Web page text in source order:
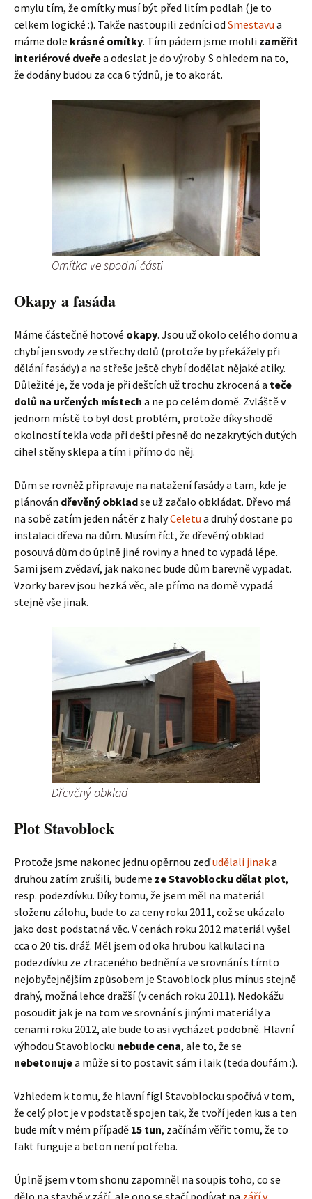
omylu tím, že omítky musí být před litím podlah (je to
celkem logické :). Takže nastoupili zedníci od Smestavu a
máme dole krásné omítky. Tím pádem jsme mohli zaměřit
interiérové dveřea odeslat je do výroby. S ohledem na to,
že dodány budou za cca 6 týdnů, je to akorát.
Omítka ve spodní části
Okapy a fasáda
Máme částečně hotové okapy. Jsou už okolo celého domu a
chybí jen svody ze střechy dolů (protože by překážely při
dělání fasády) a na střeše ještě chybí dodělat nějaké atiky.
Důležité je, že voda je při deštích už trochu zkrocená a teče
dolů na určených místech a ne po celém domě. Zvláště v
jednom místě to byl dost problém, protože díky shodě
okolností tekla voda při dešti přesně do nezakrytých dutých
cihel stěny sklepa a tím i přímo do něj.
Dům se rovněž připravuje na natažení fasády a tam, kde je
plánován dřevěný obkladse už začalo obkládat. Dřevo má
na sobě zatím jeden nátěr z halyCeletu a druhý dostane po
instalaci dřeva na dům. Musím říct, že dřevěný obklad
posouvá dům do úplně jiné roviny a hned to vypadá lépe.
Sami jsem zvědaví, jak nakonec bude dům barevně vypadat.
Vzorky barev jsou hezká věc, ale přímo na domě vypadá
stejně vše jinak.
Dřevěný obklad
Plot Stavoblock
Protože jsme nakonec jednu opěrnou zeďudělali jinaka
druhou zatím zrušili, budeme ze Stavoblocku dělat plot,
resp. podezdívku. Díky tomu, že jsem měl na materiál
složenu zálohu, bude to za ceny roku 2011, což se ukázalo
jako dost podstatná věc. V cenách roku 2012 materiál vyšel
cca o 20 tis. dráž. Měl jsem od oka hrubou kalkulaci na
podezdívku ze ztraceného bednění a ve srovnání s tímto
nejobyčejnějším způsobem je Stavoblock plus mínus stejně
drahý, možná lehce dražší (v cenách roku 2011). Nedokážu
posoudit jak je na tom ve srovnání s jinými materiály a
cenami roku 2012, ale bude to asi vycházet podobně. Hlavní
výhodou Stavoblocku nebude cena, ale to, že se
nebetonujea může si to postavit sám i laik (teda doufám :).
Vzhledem k tomu, že hlavní fígl Stavoblocku spočívá v tom,
že celý plot je v podstatě spojen tak, že tvoří jeden kus a ten
bude mít v mém případě 15 tun, začínám věřit tomu, že to
fakt funguje a beton není potřeba.
Úplně jsem v tom shonu zapomněl na soupis toho, co se
dělo na stavbě v září, ale ono se stačí podívat na září v